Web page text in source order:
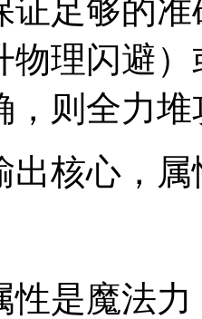
证足够的
物理闪避
，则全力
出核心，
性是魔法